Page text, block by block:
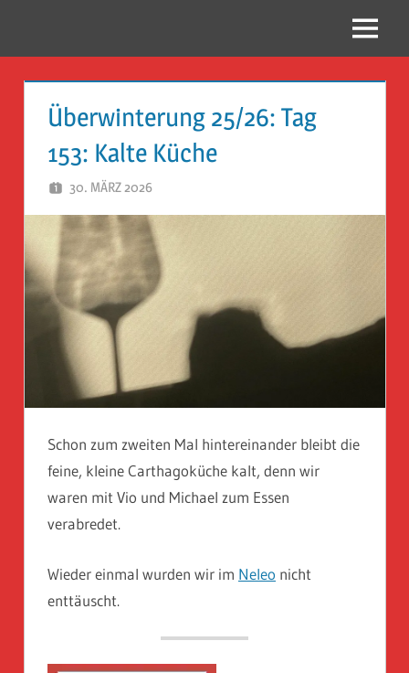
Guckloch
Herr
Geheimrat
auf
Reisen
Menü
Überwinterung 25/26: Tag
153: Kalte Küche
30. MÄRZ 2026
Schon zum zweiten Mal hintereinander bleibt die
feine, kleine Carthagoküche kalt, denn wir
waren mit Vio und Michael zum Essen
verabredet.
Wieder einmal wurden wir im Neleo nicht
enttäuscht.